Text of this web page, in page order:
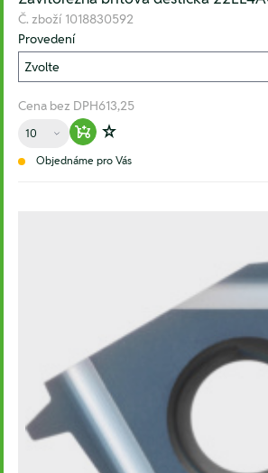
Č. zboží 1018830592
Provedení
Cena bez DPH613,25
Množství
Warenkorb hinzufügen
Zur Wunschliste
Objednáme pro Vás